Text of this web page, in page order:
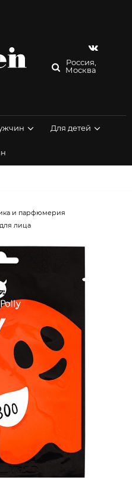
Россия,
Москва
Для детей
и парфюмерия
лица